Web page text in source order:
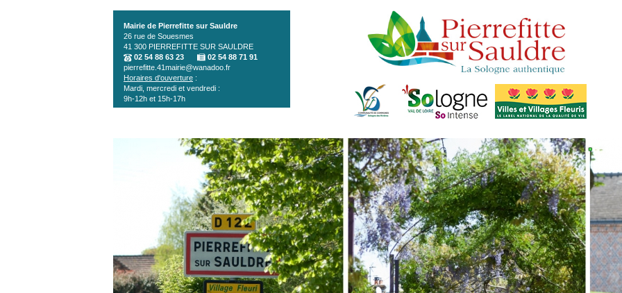
Mairie de Pierrefitte sur Sauldre
26 rue de Souesmes
41 300 PIERREFITTE SUR SAULDRE
02 54 88 63 23
02 54 88 71 91
pierrefitte.41mairie@wanadoo.fr
Horaires d'ouverture :
Mardi, mercredi et vendredi :
9h-12h et 15h-17h